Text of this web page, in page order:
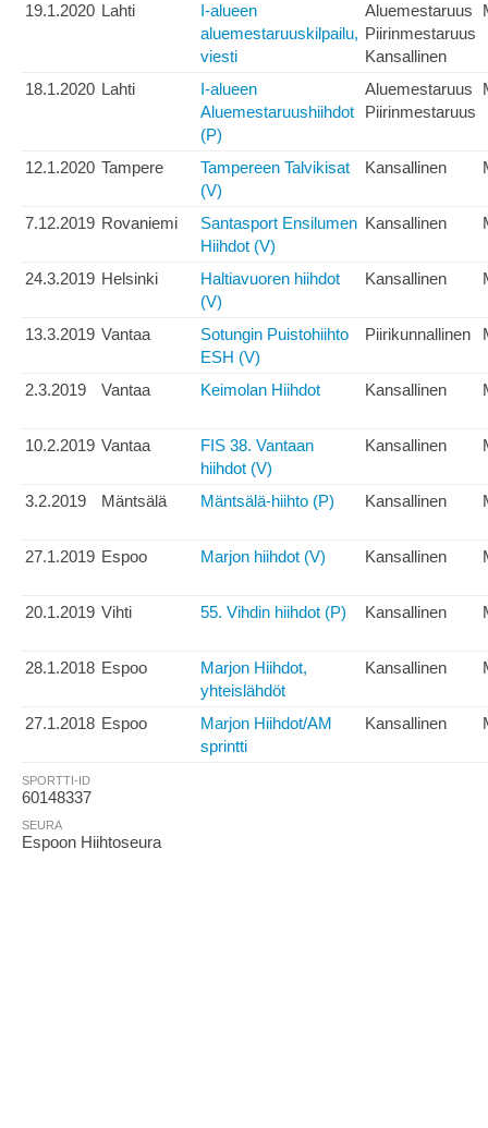
19.1.2020 Lahti
I-alueen
aluemestaruuskilpailu,
viesti
Aluemestaruus
Piirinmestaruus
Kansallinen
18.1.2020 Lahti
I-alueen
Aluemestaruushiihdot
(P)
Aluemestaruus
Piirinmestaruus
12.1.2020 Tampere
Tampereen Talvikisat
(V)
Kansallinen
7.12.2019 Rovaniemi
Santasport Ensilumen
Hiihdot (V)
Kansallinen
24.3.2019 Helsinki
Haltiavuoren hiihdot
(V)
Kansallinen
13.3.2019 Vantaa
Sotungin Puistohiihto
ESH (V)
Piirikunnallinen
2.3.2019 Vantaa Keimolan Hiihdot Kansallinen
10.2.2019 Vantaa
FIS 38. Vantaan
hiihdot (V)
Kansallinen
3.2.2019 Mäntsälä Mäntsälä-hiihto (P) Kansallinen
27.1.2019 Espoo Marjon hiihdot (V) Kansallinen
20.1.2019 Vihti 55. Vihdin hiihdot (P) Kansallinen
28.1.2018 Espoo
Marjon Hiihdot,
yhteislähdöt
Kansallinen
27.1.2018 Espoo
Marjon Hiihdot/AM
sprintti
Kansallinen
SPORTTI-ID
60148337
SEURA
Espoon Hiihtoseura